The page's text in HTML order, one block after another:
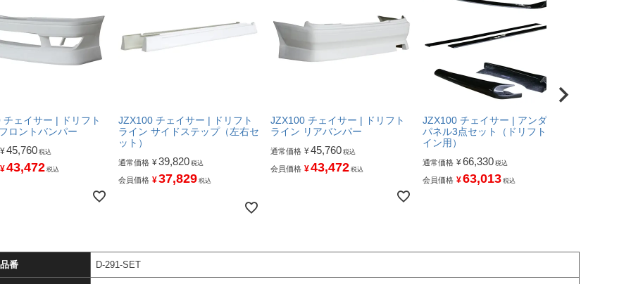
チェイサー | ドリフト
ロントバンパー
¥45,760 税込
¥43,472 税込
JZX100 チェイサー | ドリフト
ライン サイドステップ（左右セ
ット）
通常価格 ¥39,820 税込
会員価格 ¥37,829 税込
JZX100 チェイサー | ドリフト
ライン リアバンパー
通常価格 ¥45,760 税込
会員価格 ¥43,472 税込
JZX100 チェイサー | アンダー
パネル3点セット（ドリフトラ
イン用）
通常価格 ¥66,330 税込
会員価格 ¥63,013 税込
品番 D-291-SET